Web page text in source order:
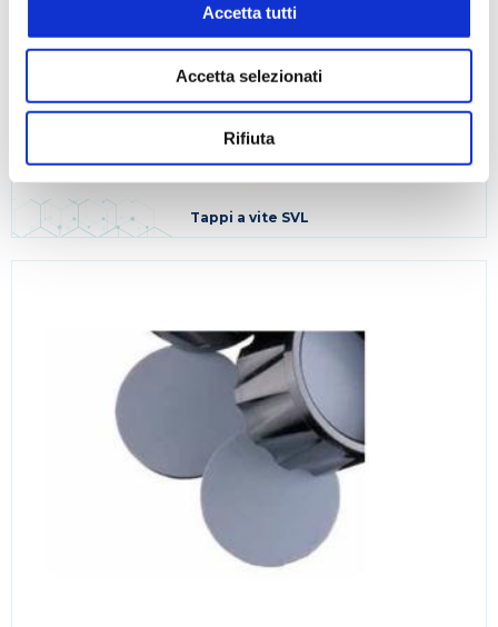
Accetta tutti
Accetta selezionati
Rifiuta
Tappi a vite SVL